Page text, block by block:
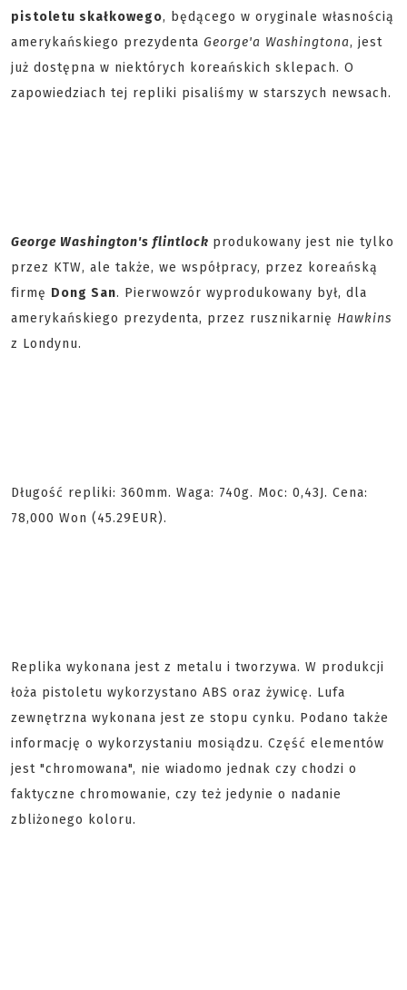
pistoletu skałkowego, będącego w oryginale własnością
amerykańskiego prezydenta George'a Washingtona, jest
już dostępna w niektórych koreańskich sklepach. O
zapowiedziach tej repliki pisaliśmy w starszych newsach.
George Washington's flintlock produkowany jest nie tylko
przez KTW, ale także, we współpracy, przez koreańską
firmę Dong San. Pierwowzór wyprodukowany był, dla
amerykańskiego prezydenta, przez rusznikarnię Hawkins
z Londynu.
Długość repliki: 360mm. Waga: 740g. Moc: 0,43J. Cena:
78,000 Won (45.29EUR).
Replika wykonana jest z metalu i tworzywa. W produkcji
łoża pistoletu wykorzystano ABS oraz żywicę. Lufa
zewnętrzna wykonana jest ze stopu cynku. Podano także
informację o wykorzystaniu mosiądzu. Część elementów
jest "chromowana", nie wiadomo jednak czy chodzi o
faktyczne chromowanie, czy też jedynie o nadanie
zbliżonego koloru.